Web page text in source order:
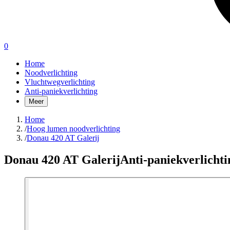
0
Home
Noodverlichting
Vluchtwegverlichting
Anti-paniekverlichting
Meer
Home
/Hoog lumen noodverlichting
/Donau 420 AT Galerij
Donau 420 AT GalerijAnti-